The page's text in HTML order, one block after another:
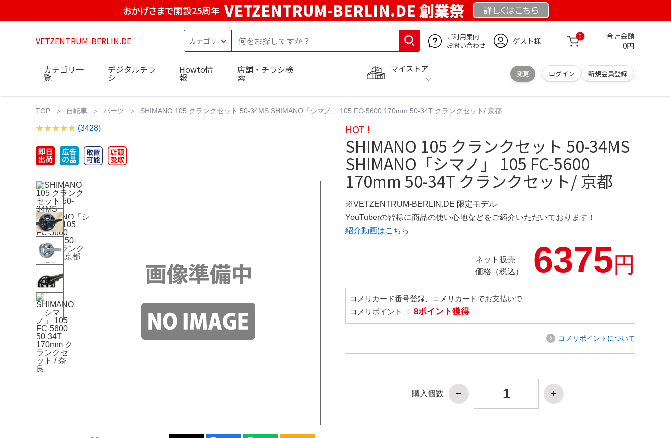
おかげさまで開設25周年 VETZENTRUM-BERLIN.DE 創業祭 詳しくはこちら
VETZENTRUM-BERLIN.DE
ご利用案内
お問い合わせ
ゲスト様 0 合計金額
0円
マイストア
変更 ログイン 新規会員登録
カテゴリ一
覧
デジタルチラ
シ
Howto情
報
店舗・チラシ検
索
TOP 自転車 パーツ SHIMANO 105 クランクセット 50-34MS SHIMANO「シマノ」 105 FC-5600 170mm 50-34T クランクセット/ 京都
(3428) HOT !
SHIMANO 105 クランクセット 50-34MS
SHIMANO「シマノ」 105 FC-5600
170mm 50-34T クランクセット/ 京都
※VETZENTRUM-BERLIN.DE 限定モデル
YouTuberの皆様に商品の使い心地などをご紹介いただいております！
紹介動画はこちら
ネット販売
価格（税込）
6375円
コメリカード番号登録、コメリカードでお支払いで
コメリポイント ： 8ポイント獲得
コメリポイントについて
購入個数